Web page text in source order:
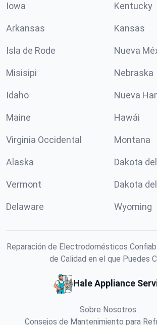
Iowa Kentucky
Arkansas Kansas
Isla de Rode Nueva
Misisipi Nebraska
Idaho Nueva
Maine Hawái
Virginia Occidental Montana
Alaska Dakota
Vermont Dakota
Delaware Wyoming
Reparación de Electrodomésticos
de Calidad en el que Puedes
Hale Appliance
Sobre Nosotros
Consejos de Mantenimiento para